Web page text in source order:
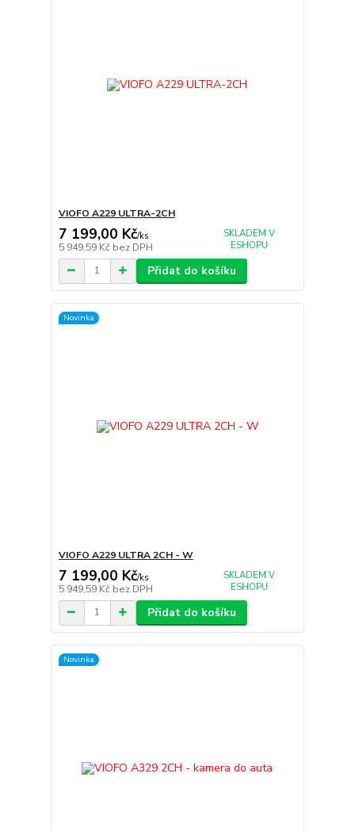
VIOFO A229 ULTRA-2CH
7 199,00 Kč/ks
5 949,59 Kč bez DPH
SKLADEM V
ESHOPU
Přidat do košíku
Novinka
VIOFO A229 ULTRA 2CH - W
7 199,00 Kč/ks
5 949,59 Kč bez DPH
SKLADEM V
ESHOPU
Přidat do košíku
Novinka